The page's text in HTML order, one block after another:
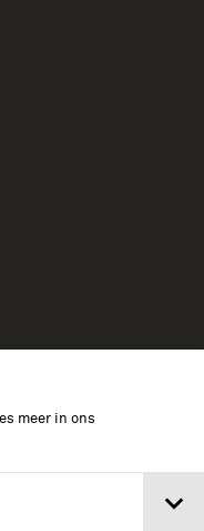
meer in ons
Defensiemusea,